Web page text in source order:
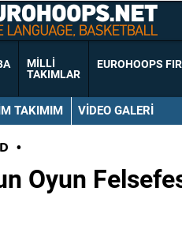
MILLI
TAKIMLAR
EUROHOOPS
TAKIMIM VIDEO GALERI
•
Oyun